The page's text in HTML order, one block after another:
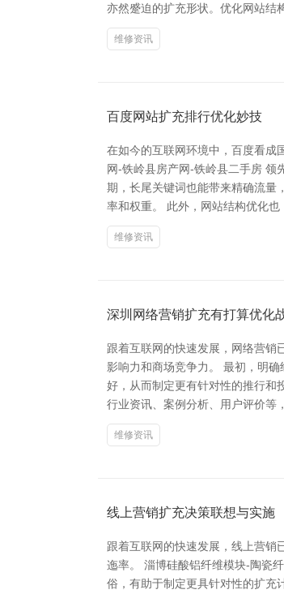
亦然蹙迫的扩充形状。优化网站结
维修资讯
百度网站扩充排行优化妙技
在如今的互联网环境中，百度看成
网-铁岭县房产网-铁岭县二手房 领
期，长尾关键词也能带来精确流量
率和权重。 此外，网站结构优化也
维修资讯
深圳网络营销扩充有打算优化
跟着互联网的快速发展，网络营销
影响力和商场竞争力。 最初，明
好，从而制定更有针对性的推行和
行业资讯、案例分析、用户评价等
维修资讯
线上营销扩充决策联想与实施
跟着互联网的快速发展，线上营销
迤率。 淄博硅酸铝纤维模块-陶瓷
俗，有助于制定更具针对性的扩充